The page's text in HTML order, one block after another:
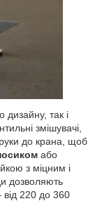
дизайну, так і
змішувачі,
до крана, щоб
або
з міцним і
дозволяють
від 220 до 360